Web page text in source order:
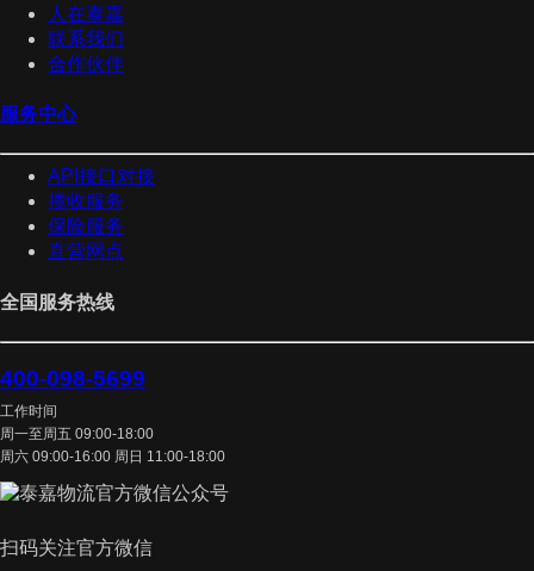
人在泰嘉
联系我们
合作伙伴
服务中心
API接口对接
揽收服务
保险服务
直营网点
全国服务热线
400-098-5699
工作时间
周一至周五 09:00-18:00
周六 09:00-16:00 周日 11:00-18:00
扫码关注官方微信